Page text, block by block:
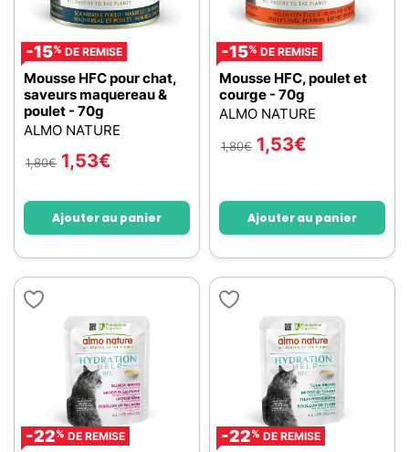
-15% DE REMISE
Mousse HFC pour chat,
saveurs maquereau &
poulet - 70g
ALMO NATURE
1,80€ 1,53€
Ajouter au panier
-15% DE REMISE
Mousse HFC, poulet et
courge - 70g
ALMO NATURE
1,80€ 1,53€
Ajouter au panier
-22% DE REMISE -22% DE REMISE